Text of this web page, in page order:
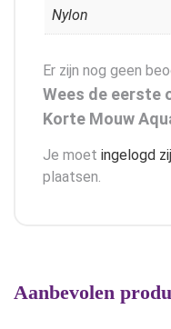
Nylon
Er zijn nog geen
Wees de eerste
Korte Mouw
Je moet ingelogd
plaatsen.
Aanbevolen